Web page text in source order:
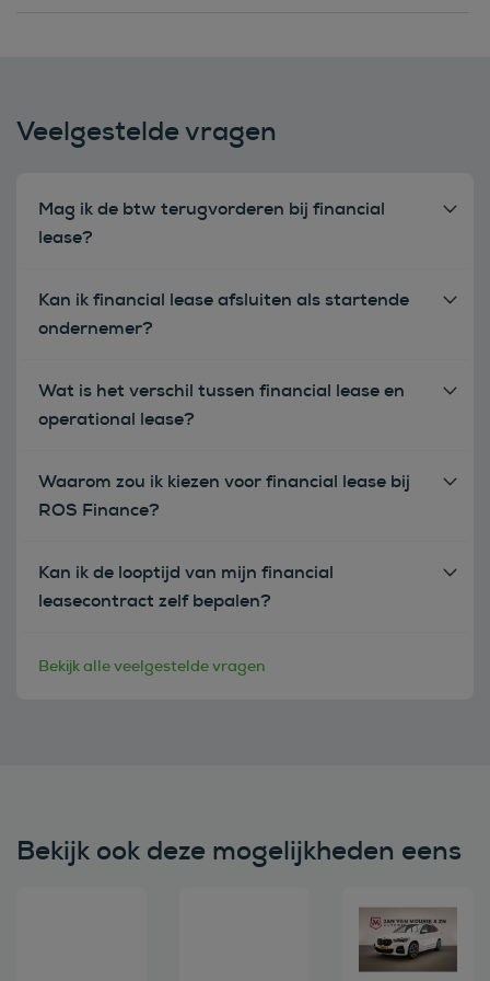
Veelgestelde vragen
Mag ik de btw terugvorderen bij financial
lease?
Kan ik financial lease afsluiten als startende
ondernemer?
Wat is het verschil tussen financial lease en
operational lease?
Waarom zou ik kiezen voor financial lease bij
ROS Finance?
Kan ik de looptijd van mijn financial
leasecontract zelf bepalen?
Bekijk alle veelgestelde vragen
Bekijk ook deze mogelijkheden eens
Bekijk deze